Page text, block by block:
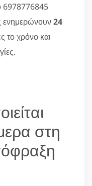
6978776845
ενημερώνουν24
το χρόνο και
στη